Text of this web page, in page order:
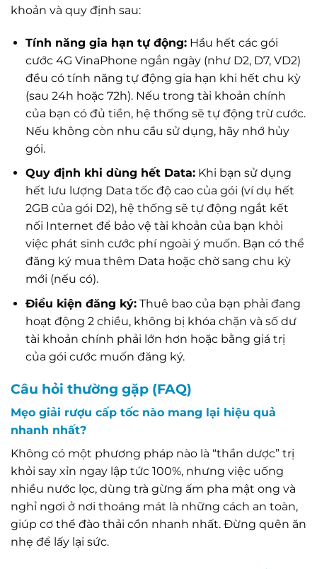
khoản và quy định sau:
Tính năng gia hạn tự động:Hầu hết các gói
cước 4G VinaPhone ngắn ngày (như D2, D7, VD2)
đều có tính năng tự động gia hạn khi hết chu kỳ
(sau 24h hoặc 72h). Nếu trong tài khoản chính
của bạn có đủ tiền, hệ thống sẽ tự động trừ cước.
Nếu không còn nhu cầu sử dụng, hãy nhớ hủy
gói.
Quy định khi dùng hết Data:Khi bạn sử dụng
hết lưu lượng Data tốc độ cao của gói (ví dụ hết
2GB của gói D2), hệ thống sẽ tự động ngắt kết
nối Internet để bảo vệ tài khoản của bạn khỏi
việc phát sinh cước phí ngoài ý muốn. Bạn có thể
đăng ký mua thêm Data hoặc chờ sang chu kỳ
mới (nếu có).
Điều kiện đăng ký:Thuê bao của bạn phải đang
hoạt động 2 chiều, không bị khóa chặn và số dư
tài khoản chính phải lớn hơn hoặc bằng giá trị
của gói cước muốn đăng ký.
Câu hỏi thường gặp (FAQ)
Mẹo giải rượu cấp tốc nào mang lại hiệu quả
nhanh nhất?
Không có một phương pháp nào là “thần dược” trị
khỏi say xỉn ngay lập tức 100%, nhưng việc uống
nhiều nước lọc, dùng trà gừng ấm pha mật ong và
nghỉ ngơi ở nơi thoáng mát là những cách an toàn,
giúp cơ thể đào thải cồn nhanh nhất. Đừng quên ăn
nhẹ để lấy lại sức.